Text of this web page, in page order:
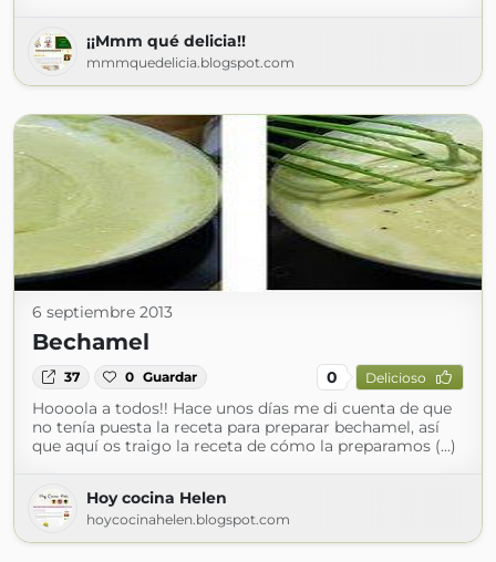
¡¡Mmm qué delicia!!
mmmquedelicia.blogspot.com
6 septiembre 2013
Bechamel
37 0 Guardar 0 Delicioso
Hoooola a todos!! Hace unos días me di cuenta de que
no tenía puesta la receta para preparar bechamel, así
que aquí os traigo la receta de cómo la preparamos (...)
Hoy cocina Helen
hoycocinahelen.blogspot.com